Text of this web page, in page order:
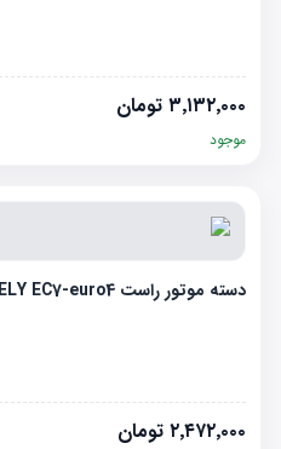
۳٬۱۳۲٬۰۰۰ تومان
موجود
دسته موتور راست GEELY EC7-euro4
۲٬۴۷۲٬۰۰۰ تومان